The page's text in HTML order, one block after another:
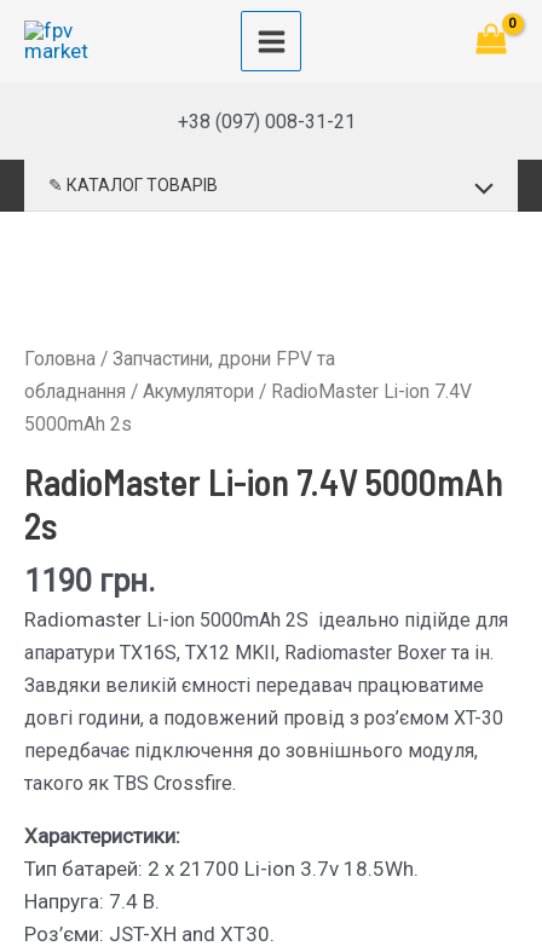
Перейти
Main
Menu
+38 (097) 008-31-21
✎ КАТАЛОГ ТОВАРІВ
Головна / Запчастини, дрони FPV та
обладнання / Акумулятори / RadioMaster Li-ion 7.4V
5000mAh 2s
RadioMaster Li-ion 7.4V 5000mAh
2s
1190 грн.
Radiomaster Li-ion 5000mAh 2S ідеально підійде для
апаратури TX16S, TX12 MKII, Radiomaster Boxer та ін.
Завдяки великій ємності передавач працюватиме
довгі години, а подовжений провід з роз’ємом XT-30
передбачає підключення до зовнішнього модуля,
такого як TBS Crossfire.
Характеристики:
Тип батарей: 2 x 21700 Li-ion 3.7v 18.5Wh.
Напруга: 7.4 В.
Роз’єми: JST-XH and XT30.